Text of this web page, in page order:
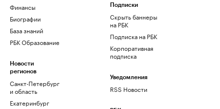
Финансы
Биографии
База знаний
РБК Образование
Новости
регионов
Санкт-Петербург
и область
Екатеринбург
Подписки
Скрыть баннеры
на РБК
Подписка на РБК
Корпоративная
подписка
Уведомления
RSS Новости